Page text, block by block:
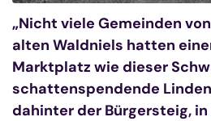
„Nicht viele Gemeinden
alten Waldniels hatten
Marktplatz wie dieser
schattenspendende
dahinter der Bürgersteig,